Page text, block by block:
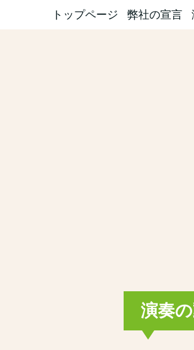
トップページ 弊社の宣言
演奏